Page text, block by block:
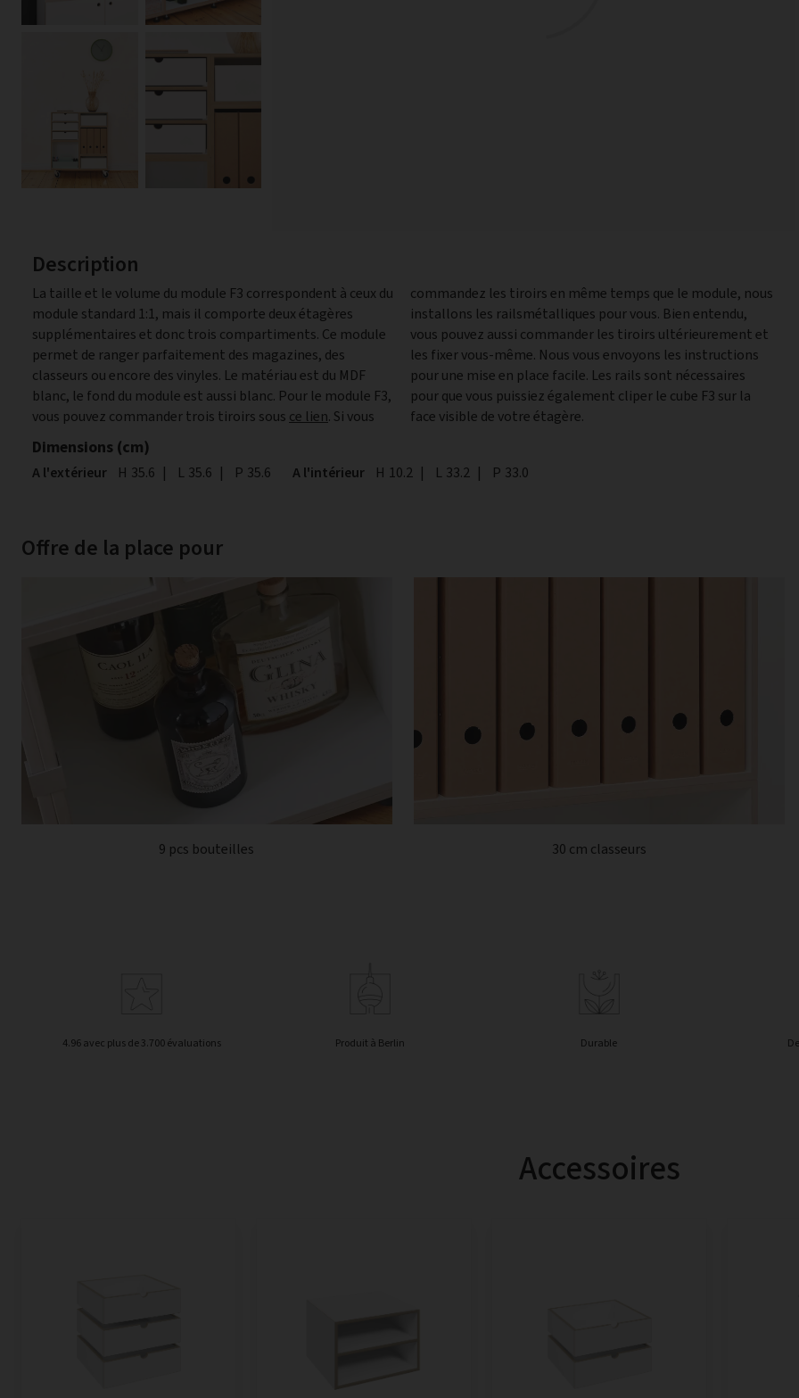
Description
La taille et le volume du module F3 correspondent à ceux du
module standard 1:1, mais il comporte deux étagères
supplémentaires et donc trois compartiments. Ce module
permet de ranger parfaitement des magazines, des
classeurs ou encore des vinyles. Le matériau est du MDF
blanc, le fond du module est aussi blanc. Pour le module F3,
vous pouvez commander trois tiroirs sous ce lien. Si vous
commandez les tiroirs en même temps que le module, nous
installons les railsmétalliques pour vous. Bien entendu,
vous pouvez aussi commander les tiroirs ultérieurement et
les fixer vous-même. Nous vous envoyons les instructions
pour une mise en place facile. Les rails sont nécessaires
pour que vous puissiez également cliper le cube F3 sur la
face visible de votre étagère.
Dimensions (cm)
A l'extérieur Hauteur
H 35.6 | Largeur
L 35.6 | Profondeur
P 35.6 A l'intérieur Hauteur
H 10.2 | Largeur
L 33.2 | Profondeur
P 33.0
Offre de la place pour
9 pcs bouteilles 30 cm classeurs
4.96 avec plus de 3.700 évaluations Produit à Berlin Durable
Accessoires